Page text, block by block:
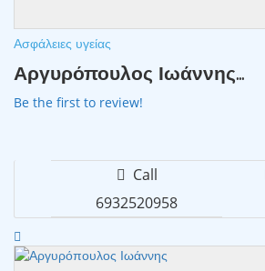
Ασφάλειες υγείας
Αργυρόπουλος Ιωάννης...
Be the first to review!
Call
6932520958